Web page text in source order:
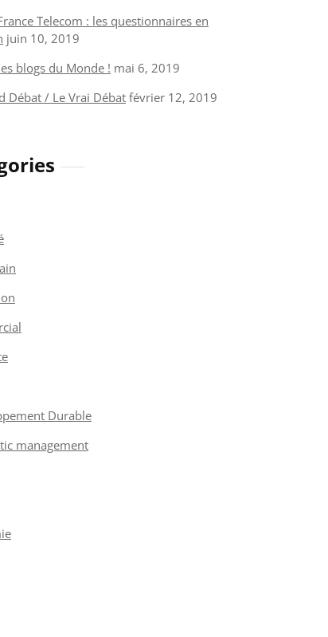
Telecom : les questionnaires en
juin 10, 2019
blogs du Monde ! mai 6, 2019
Débat / Le Vrai Débat février 12, 2019
Durable
management